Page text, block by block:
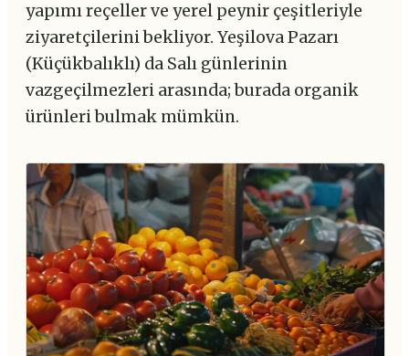
yapımı reçeller ve yerel peynir çeşitleriyle
ziyaretçilerini bekliyor. Yeşilova Pazarı
(Küçükbalıklı) da Salı günlerinin
vazgeçilmezleri arasında; burada organik
ürünleri bulmak mümkün.